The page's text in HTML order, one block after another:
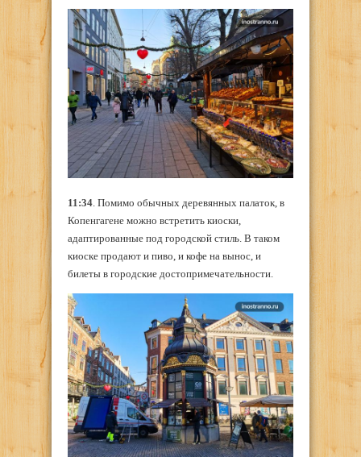
11:34 . Помимо обычных деревянных палаток, в
Копенгагене можно встретить киоски,
адаптированные под городской стиль. В таком
киоске продают и пиво, и кофе на вынос, и
билеты в городские достопримечательности.